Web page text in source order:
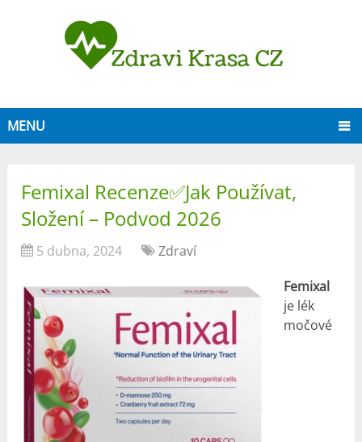
MENU
Femixal Recenze✅Jak Používat,
Složení – Podvod 2026
5 dubna, 2024
Zdraví
Femixal
je lék
močové